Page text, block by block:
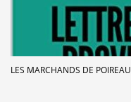
LES MARCHANDS DE